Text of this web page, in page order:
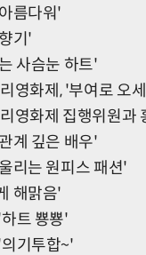
름다워'
기'
사슴눈 하트'
영화제, '부여로 오
영화제 집행위원과
계 깊은 배우'
리는 원피스 패션'
해맑음'
트 뿅뿅'
기투합~'